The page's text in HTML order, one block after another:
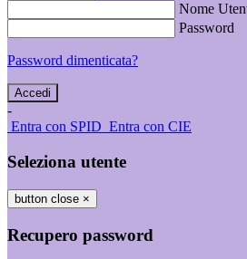
Nome
Password
Password dimenticata?
-
Entra con SPID Entra con CIE
Seleziona utente
button close ×
Recupero password